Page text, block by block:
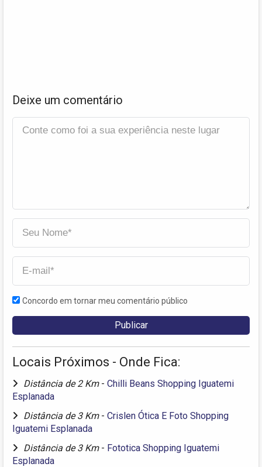
Deixe um comentário
Concordo em tornar meu comentário público
Locais Próximos - Onde Fica:
Distância de 2 Km - Chilli Beans Shopping Iguatemi
Esplanada
Distância de 3 Km - Crislen Ótica E Foto Shopping
Iguatemi Esplanada
Distância de 3 Km - Fototica Shopping Iguatemi
Esplanada